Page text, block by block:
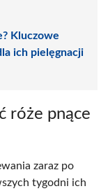
Kluczowe
ich pielęgnacji
róże pnące
zaraz po
tygodni ich